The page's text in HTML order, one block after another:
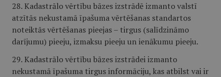
28. Kadastrālo vērtību bāzes izstrādē izmanto valstī
atzītās nekustamā īpašuma vērtēšanas standartos
noteiktās vērtēšanas pieejas – tirgus (salīdzināmo
darījumu) pieeju, izmaksu pieeju un ienākumu pieeju.
29. Kadastrālo vērtību bāzes izstrādei izmanto
nekustamā īpašuma tirgus informāciju, kas atbilst vai ir